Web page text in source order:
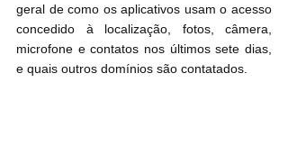
geral de como os aplicativos usam o acesso
concedido à localização, fotos, câmera,
microfone e contatos nos últimos sete dias,
e quais outros domínios são contatados.